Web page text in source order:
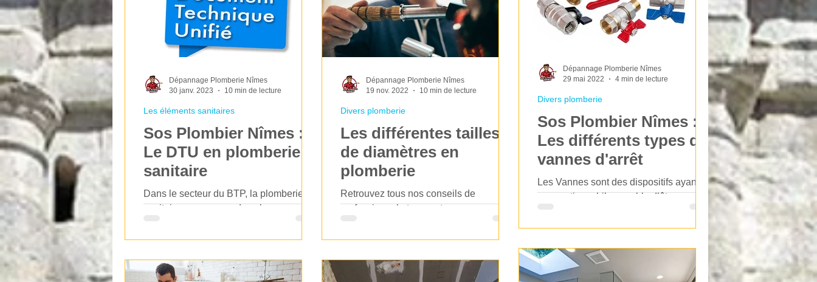
Sos Plombier Nîmes :
Le DTU en plomberie
sanitaire
Dans le secteur du BTP, la plomberie
sanitaire occupe une des places
travaux. Elle répond également...
Les éléments sanitaires
Dépannage Plomberie Nîmes
30 janv. 2023
10 min de lecture
Les différentes tailles
de diamètres en
plomberie
Retrouvez tous nos conseils de
professionnel et nos astuces en
diamètres en plomberie
Divers plomberie
Dépannage Plomberie Nîmes
19 nov. 2022
10 min de lecture
Sos Plombier Nîmes :
Les différents types de
vannes d'arrêt
Les Vannes sont des dispositifs ayant
une partie mobile capable d’être
réguler le flux d’un fluide...
Divers plomberie
Dépannage Plomberie Nîmes
29 mai 2022
4 min de lecture